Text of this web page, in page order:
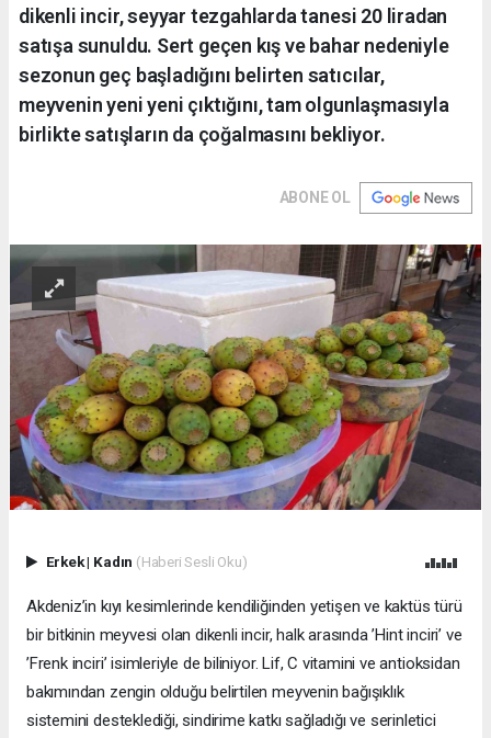
dikenli incir, seyyar tezgahlarda tanesi 20 liradan
satışa sunuldu. Sert geçen kış ve bahar nedeniyle
sezonun geç başladığını belirten satıcılar,
meyvenin yeni yeni çıktığını, tam olgunlaşmasıyla
birlikte satışların da çoğalmasını bekliyor.
ABONE OL
Erkek| Kadın (Haberi Sesli Oku)
Akdeniz’in kıyı kesimlerinde kendiliğinden yetişen ve kaktüs türü
bir bitkinin meyvesi olan dikenli incir, halk arasında ’Hint inciri’ ve
’Frenk inciri’ isimleriyle de biliniyor. Lif, C vitamini ve antioksidan
bakımından zengin olduğu belirtilen meyvenin bağışıklık
sistemini desteklediği, sindirime katkı sağladığı ve serinletici